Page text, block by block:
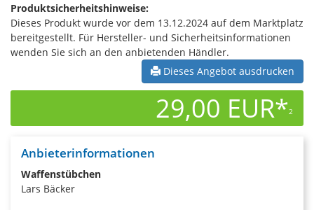
Produktsicherheitshinweise:
Dieses Produkt wurde vor dem 13.12.2024 auf dem Marktplatz
bereitgestellt. Für Hersteller- und Sicherheitsinformationen
wenden Sie sich an den anbietenden Händler.
Dieses Angebot ausdrucken
29,00 EUR*2
Anbieterinformationen
Waffenstübchen
Lars Bäcker